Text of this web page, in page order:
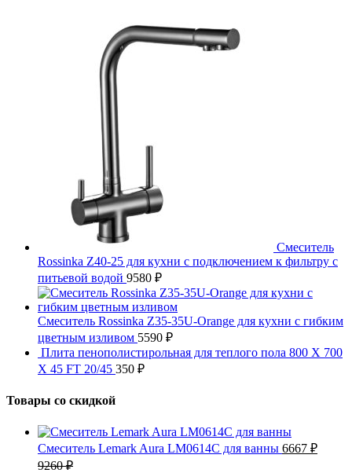
Смеситель
Rossinka Z40-25 для кухни с подключением к фильтру с
питьевой водой 9580 ₽
Смеситель Rossinka Z35-35U-Orange для кухни с гибким
цветным изливом 5590 ₽
Плита пенополистирольная для теплого пола 800 X 700
X 45 FT 20/45 350 ₽
Товары со скидкой
Смеситель Lemark Aura LM0614C для ванны 6667 ₽
9260₽